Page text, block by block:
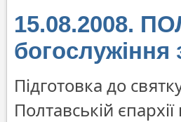
15.08.2008.
Підготовка до
Полтавській